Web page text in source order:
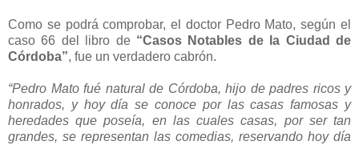
Como se podrá comprobar, el doctor Pedro Mato, según el
caso 66 del libro de “Casos Notables de la Ciudad de
Córdoba”, fue un verdadero cabrón.
“Pedro Mato fué natural de Córdoba, hijo de padres ricos y
honrados, y hoy día se conoce por las casas famosas y
heredades que poseía, en las cuales casas, por ser tan
grandes, se representan las comedias, reservando hoy día